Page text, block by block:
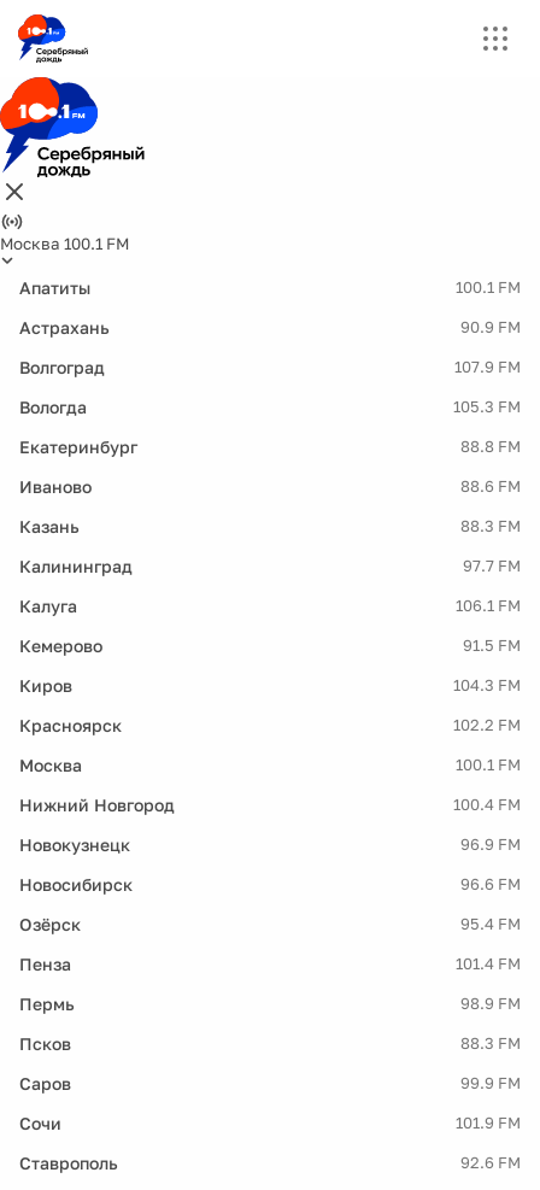
Москва 100.1 FM
Апатиты 100.1 FM
Астрахань 90.9 FM
Волгоград 107.9 FM
Вологда 105.3 FM
Екатеринбург 88.8 FM
Иваново 88.6 FM
Казань 88.3 FM
Калининград 97.7 FM
Калуга 106.1 FM
Кемерово 91.5 FM
Киров 104.3 FM
Красноярск 102.2 FM
Москва 100.1 FM
Нижний Новгород 100.4 FM
Новокузнецк 96.9 FM
Новосибирск 96.6 FM
Озёрск 95.4 FM
Пенза 101.4 FM
Пермь 98.9 FM
Псков 88.3 FM
Саров 99.9 FM
Сочи 101.9 FM
Ставрополь 92.6 FM